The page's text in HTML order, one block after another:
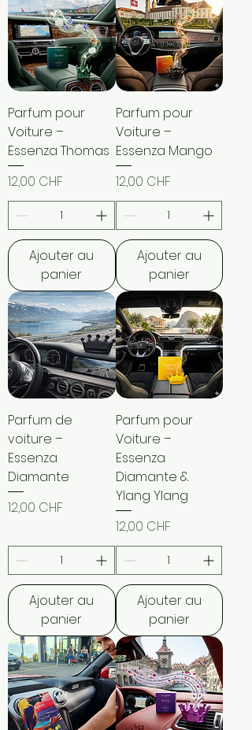
Parfum pour
Voiture –
Essenza Thomas
Prix
12,00 CHF
Ajouter au
panier
Parfum pour
Voiture –
Essenza Mango
Prix
12,00 CHF
Ajouter au
panier
Parfum de
voiture –
Essenza
Diamante
Prix
12,00 CHF
Ajouter au
panier
Parfum pour
Voiture –
Essenza
Diamante &
Ylang Ylang
Prix
12,00 CHF
Ajouter au
panier